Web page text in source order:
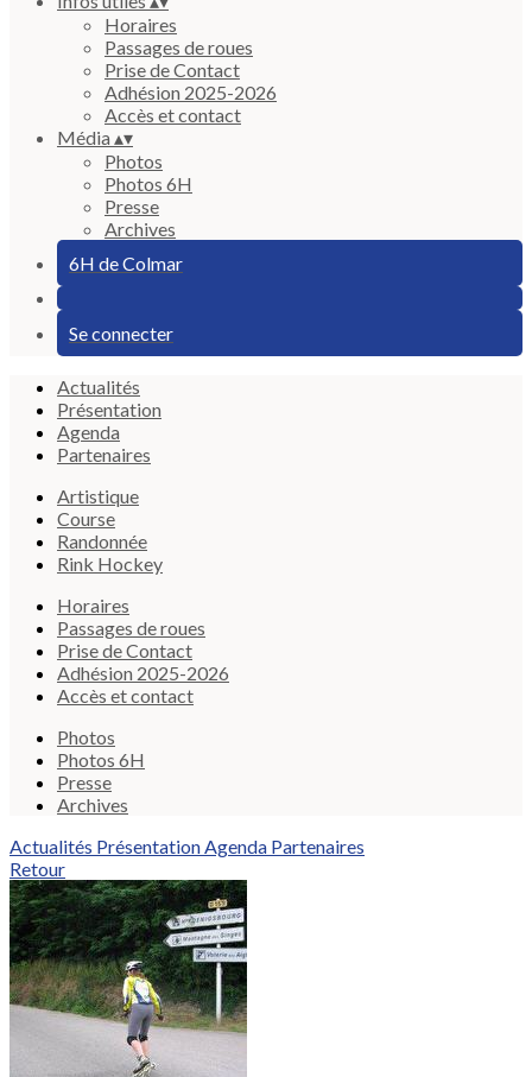
Horaires
Passages de roues
Prise de Contact
Adhésion 2025-2026
Accès et contact
Média▴▾
Photos
Photos 6H
Presse
Archives
6H de Colmar
Se connecter
Actualités
Présentation
Agenda
Partenaires
Artistique
Course
Randonnée
Rink Hockey
Horaires
Passages de roues
Prise de Contact
Adhésion 2025-2026
Accès et contact
Photos
Photos 6H
Presse
Archives
Actualités PrésentationAgenda Partenaires
Retour